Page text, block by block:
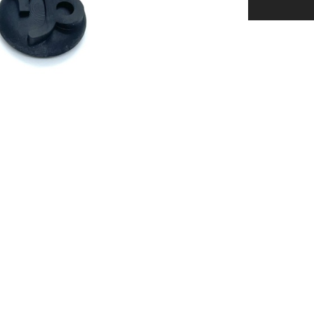
3,5cm
Kõrvarõngad FLY 8,9cm